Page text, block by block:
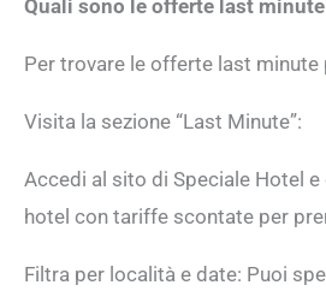
Quali sono le offerte last
Per trovare le offerte last
Visita la sezione “Last Minute”:
Accedi al sito di Speciale Hotel
hotel con tariffe scontate per
Filtra per località e date: Puoi